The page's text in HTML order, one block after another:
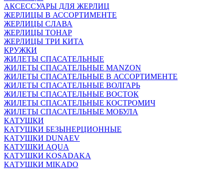
АКСЕССУАРЫ ДЛЯ ЖЕРЛИЦ
ЖЕРЛИЦЫ В АССОРТИМЕНТЕ
ЖЕРЛИЦЫ СЛАВА
ЖЕРЛИЦЫ ТОНАР
ЖЕРЛИЦЫ ТРИ КИТА
КРУЖКИ
ЖИЛЕТЫ СПАСАТЕЛЬНЫЕ
ЖИЛЕТЫ СПАСАТЕЛЬНЫЕ MANZON
ЖИЛЕТЫ СПАСАТЕЛЬНЫЕ В АССОРТИМЕНТЕ
ЖИЛЕТЫ СПАСАТЕЛЬНЫЕ ВОЛГАРЬ
ЖИЛЕТЫ СПАСАТЕЛЬНЫЕ ВОСТОК
ЖИЛЕТЫ СПАСАТЕЛЬНЫЕ КОСТРОМИЧ
ЖИЛЕТЫ СПАСАТЕЛЬНЫЕ МОБУЛА
КАТУШКИ
КАТУШКИ БЕЗЫНЕРЦИОННЫЕ
КАТУШКИ DUNAEV
КАТУШКИ AQUA
КАТУШКИ KOSADAKA
КАТУШКИ MIKADO